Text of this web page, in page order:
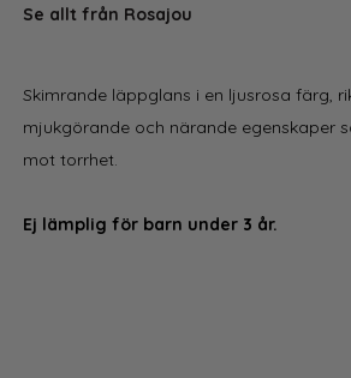
Se allt från Rosajou
Skimrande läppglans i en ljusrosa färg,
mjukgörande och närande egenskaper
mot torrhet.
Ej lämplig för barn under 3 år.